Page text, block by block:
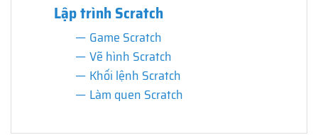
Lập trình Scratch
Game Scratch
Vẽ hình Scratch
Khối lệnh Scratch
Làm quen Scratch